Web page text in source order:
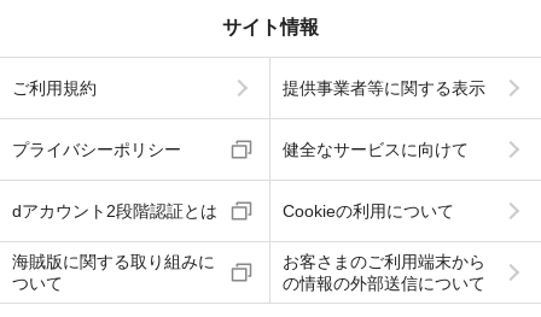
サイト情報
ご利用規約 提供事業者等に関する表示
プライバシーポリシー 健全なサービスに向けて
dアカウント2段階認証とは Cookieの利用について
海賊版に関する取り組みに
ついて
お客さまのご利用端末から
の情報の外部送信について